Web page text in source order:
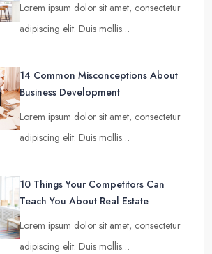
Lorem ipsum dolor sit amet, consectetur
adipiscing elit. Duis mollis…
14 Common Misconceptions About
Business Development
Lorem ipsum dolor sit amet, consectetur
adipiscing elit. Duis mollis…
10 Things Your Competitors Can
Teach You About Real Estate
Lorem ipsum dolor sit amet, consectetur
adipiscing elit. Duis mollis…